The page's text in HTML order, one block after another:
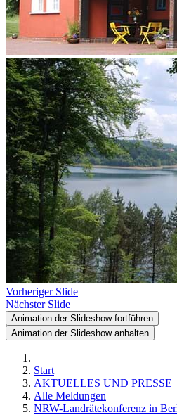
Vorheriger Slide
Nächster Slide
Animation der Slideshow fortführen
Animation der Slideshow anhalten
Start
AKTUELLES UND PRESSE
Alle Meldungen
NRW-Landrätekonferenz in